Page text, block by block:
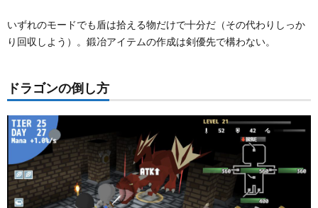
いずれのモードでも盾は拾える物だけで十分だ（その代わりしっか
り回収しよう）。鍛冶アイテムの作成は剣優先で構わない。
ドラゴンの倒し方